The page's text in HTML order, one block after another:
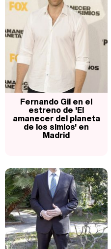
Fernando Gil en el
estreno de 'El
amanecer del planeta
de los simios' en
Madrid